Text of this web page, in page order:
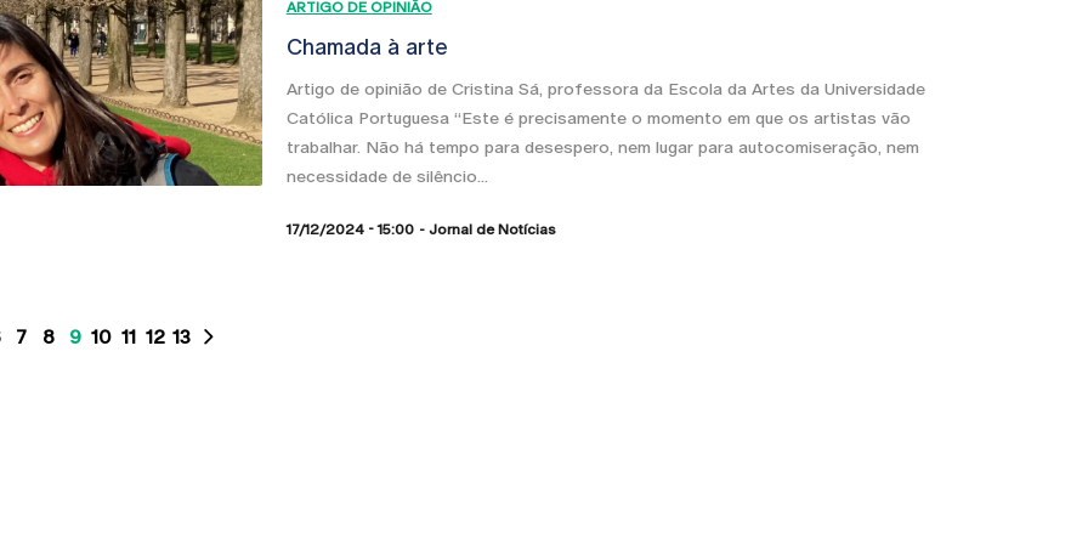
ARTIGO DE OPINIÃO
Chamada à arte
Artigo de opinião de Cristina Sá, professora da Escola da Artes da Universidade
Católica Portuguesa “Este é precisamente o momento em que os artistas vão
trabalhar. Não há tempo para desespero, nem lugar para autocomiseração, nem
necessidade de silêncio...
17/12/2024 - 15:00 Jornal de Notícias
7 8 9 10 11 12 13